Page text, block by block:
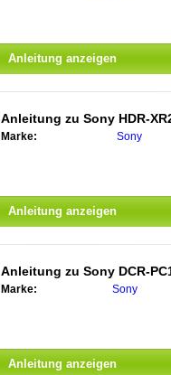
Anleitung anzeigen
Anleitung zu Sony HDR-
Marke: Sony
Anleitung anzeigen
Anleitung zu Sony DCR-
Marke: Sony
Anleitung anzeigen